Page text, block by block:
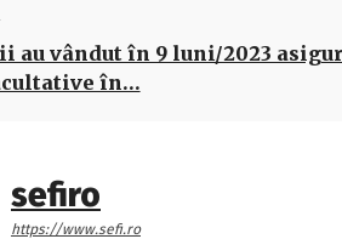
au vândut în 9 luni/2023
în…
sefiro
https://www.sefi.ro